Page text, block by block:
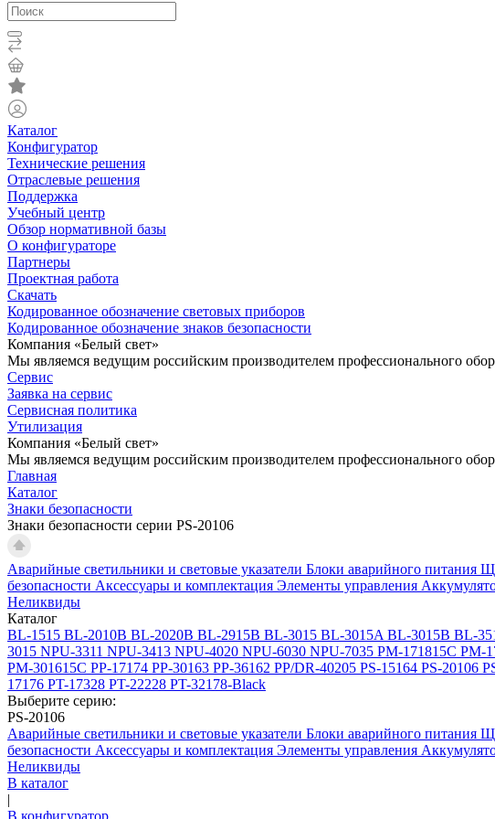
Каталог
Конфигуратор
Технические решения
Отраслевые решения
Поддержка
Учебный центр
Обзор нормативной базы
О конфигураторе
Партнеры
Проектная работа
Скачать
Кодированное обозначение световых приборов
Кодированное обозначение знаков безопасности
Компания «Белый свет»
Мы являемся ведущим российским производителем профессионального
Сервис
Заявка на сервис
Сервисная политика
Утилизация
Компания «Белый свет»
Мы являемся ведущим российским производителем профессионального
Главная
Каталог
Знаки безопасности
Знаки безопасности серии PS-20106
Аварийные светильники и световые указатели Блоки аварийного питания
безопасности Аксессуары и комплектация Элементы управления
Неликвиды
Каталог
BL-1515 BL-2010B BL-2020B BL-2915B BL-3015 BL-3015A BL-3015B BL-
3015 NPU-3311 NPU-3413 NPU-4020 NPU-6030 NPU-7035 PM-171815C PM-
PM-301615C PP-17174 PP-30163 PP-36162 PP/DR-40205 PS-15164 PS-20106
17176 PT-17328 PT-22228 PT-32178-Black
Выберите серию:
PS-20106
Аварийные светильники и световые указатели Блоки аварийного питания
безопасности Аксессуары и комплектация Элементы управления
Неликвиды
В каталог
|
В конфигуратор